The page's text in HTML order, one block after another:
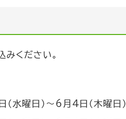
みください。
曜日）～6月4日（木曜日）